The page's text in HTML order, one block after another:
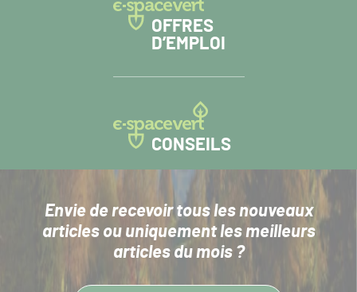
OFFRES
D’EMPLOI
CONSEILS
Envie de recevoir tous les nouveaux
articlesou uniquement les meilleurs
articles du mois ?